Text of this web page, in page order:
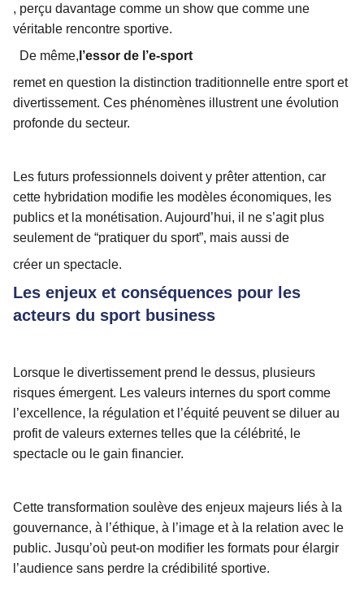
, perçu davantage comme un show que comme une
véritable rencontre sportive.
De même, l’essor de l’e-sport
remet en question la distinction traditionnelle entre sport et
divertissement. Ces phénomènes illustrent une évolution
profonde du secteur.
Les futurs professionnels doivent y prêter attention, car
cette hybridation modifie les modèles économiques, les
publics et la monétisation. Aujourd’hui, il ne s’agit plus
seulement de “pratiquer du sport”, mais aussi de
créer un spectacle.
Les enjeux et conséquences pour les
acteurs du sport business
Lorsque le divertissement prend le dessus, plusieurs
risques émergent. Les valeurs internes du sport comme
l’excellence, la régulation et l’équité peuvent se diluer au
profit de valeurs externes telles que la célébrité, le
spectacle ou le gain financier.
Cette transformation soulève des enjeux majeurs liés à la
gouvernance, à l’éthique, à l’image et à la relation avec le
public. Jusqu’où peut-on modifier les formats pour élargir
l’audience sans perdre la crédibilité sportive.